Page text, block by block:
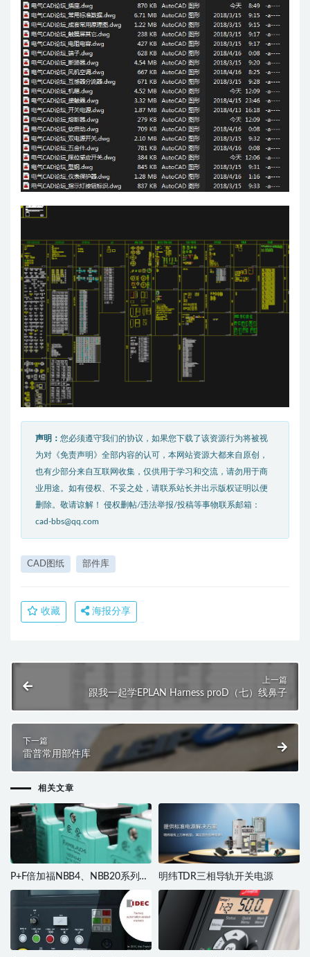
声明： 您必须遵守我们的协议，如果您下载了该资源行为将被视
为对《免责声明》全部内容的认可，本网站资源大都来自原创，
也有少部分来自互联网收集，仅供用于学习和交流，请勿用于商
业用途。如有侵权、不妥之处，请联系站长并出示版权证明以便
删除。敬请谅解！ 侵权删帖/违法举报/投稿等事物联系邮箱：
cad-bbs@qq.com
CAD图纸 部件库
收藏 海报分享
上一篇
跟我一起学EPLAN Harness proD（七）线鼻子
下一篇
雷普常用部件库
相关文章
P+F倍加福NBB4、NBB20系列电
感传感器
明纬TDR三相导轨开关电源